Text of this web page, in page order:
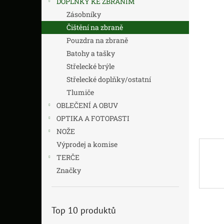
a
Zásobníky
Čištění na zbraně
Pouzdra na zbraně
Batohy a tašky
Střelecké brýle
Střelecké doplňky/ostatní
Tlumiče
OBLEČENÍ A OBUV
OPTIKA A FOTOPASTI
NOŽE
Výprodej a komise
TERČE
Značky
Top 10 produktů